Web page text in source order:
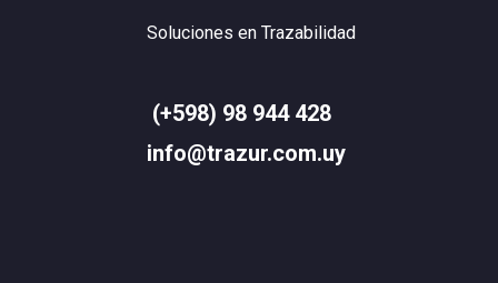
Soluciones en Trazabilidad
(+598) 98 944 428
info@trazur.com.uy